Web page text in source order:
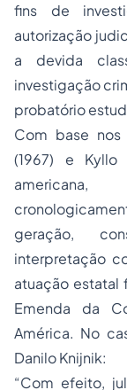
fins de
autorização
a devida
investigação
probatório
Com base nos
(1967) e
geração,
interpretação
atuação estatal
Emenda da
América. No
Danilo Knijnik:
“Com efeito,